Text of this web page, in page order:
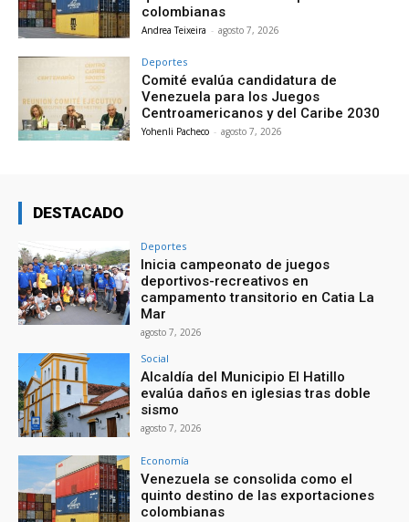
colombianas
Andrea Teixeira - agosto 7, 2026
Deportes
Comité evalúa candidatura de
Venezuela para los Juegos
Centroamericanos y del Caribe 2030
Yohenli Pacheco - agosto 7, 2026
DESTACADO
Deportes
Inicia campeonato de juegos
deportivos-recreativos en
campamento transitorio en Catia La
Mar
agosto 7, 2026
Social
Alcaldía del Municipio El Hatillo
evalúa daños en iglesias tras doble
sismo
agosto 7, 2026
Economía
Venezuela se consolida como el
quinto destino de las exportaciones
colombianas